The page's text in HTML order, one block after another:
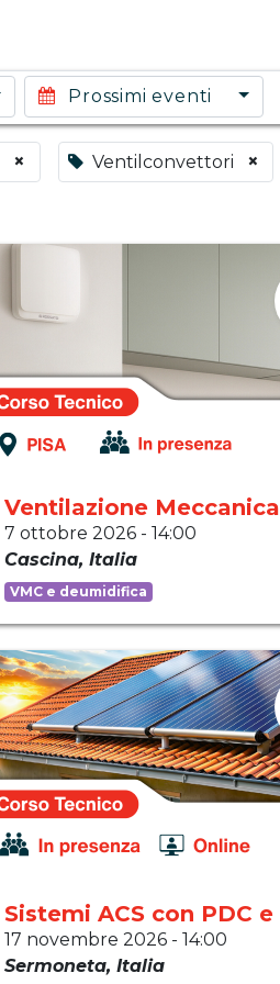
Prossimi eventi
× Ventilconvettori ×
Ventilazione Meccanica
7 ottobre 2026 - 14:00
Cascina, Italia
VMC e deumidifica
17 novembre 2026 - 14:00
Sermoneta, Italia